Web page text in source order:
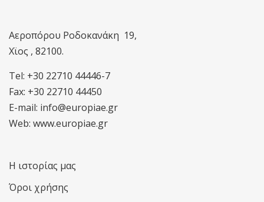
Αεροπόρου Ροδοκανάκη 19,
Χϊος , 82100.
Tel: +30 22710 44446-7
Fax: +30 22710 44450
E-mail: info@europiae.gr
Web: www.europiae.gr
Η ιστορίας μας
Όροι χρήσης